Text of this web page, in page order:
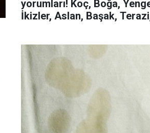
yorumları! Koç, Boğa,
İkizler, Aslan, Başak,